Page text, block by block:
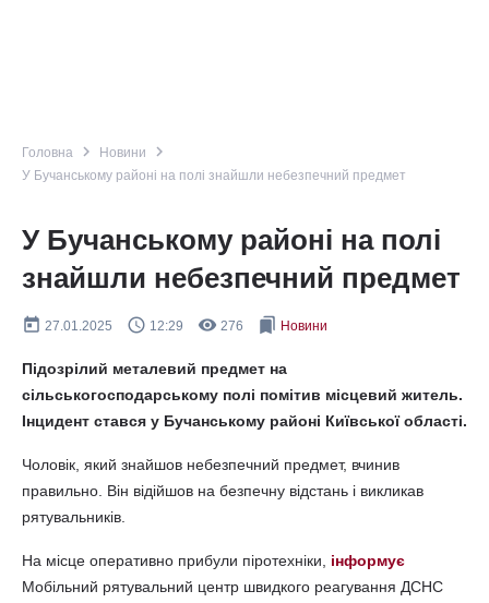
Головна navigate_next Новини navigate_next
У Бучанському районі на полі знайшли небезпечний предмет
У Бучанському районі на полі
знайшли небезпечний предмет
today 27.01.2025 query_builder 12:29 remove_red_eye 276 bookmarks Новини
Підозрілий металевий предмет на
сільськогосподарському полі помітив місцевий житель.
Інцидент стався у Бучанському районі Київської області.
Чоловік, який знайшов небезпечний предмет, вчинив
правильно. Він відійшов на безпечну відстань і викликав
рятувальників.
На місце оперативно прибули піротехніки, інформує
Мобільний рятувальний центр швидкого реагування ДСНС